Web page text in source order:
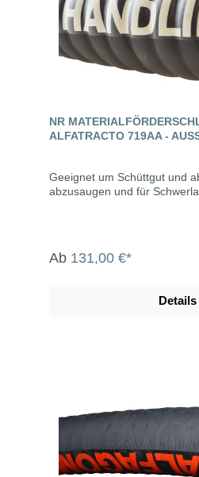
NR
ALFATRACTO 719AA -
Geeignet um Schüttgut und
abzusaugen und für
Ab 131,00 €*
Details